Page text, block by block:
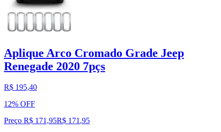
Aplique Arco Cromado Grade Jeep
Renegade 2020 7pçs
R$ 195,40
12% OFF
Preço R$ 171,95R$ 171 ,95